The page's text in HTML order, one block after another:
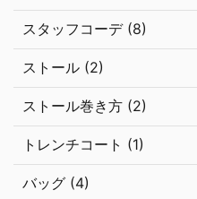
スタッフコーデ (8)
ストール (2)
ストール巻き方 (2)
トレンチコート (1)
バッグ (4)